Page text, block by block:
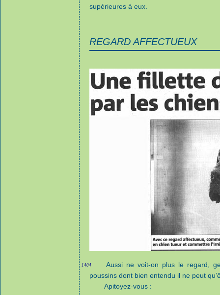
supérieures à eux.
REGARD AFFECTUEUX
1404
Aussi ne voit-on plus le regard,
poussins dont bien entendu il ne peut
Apitoyez-vous :